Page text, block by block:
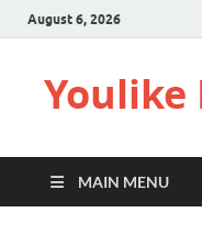
August 6, 2026
Youlike
MAIN MENU